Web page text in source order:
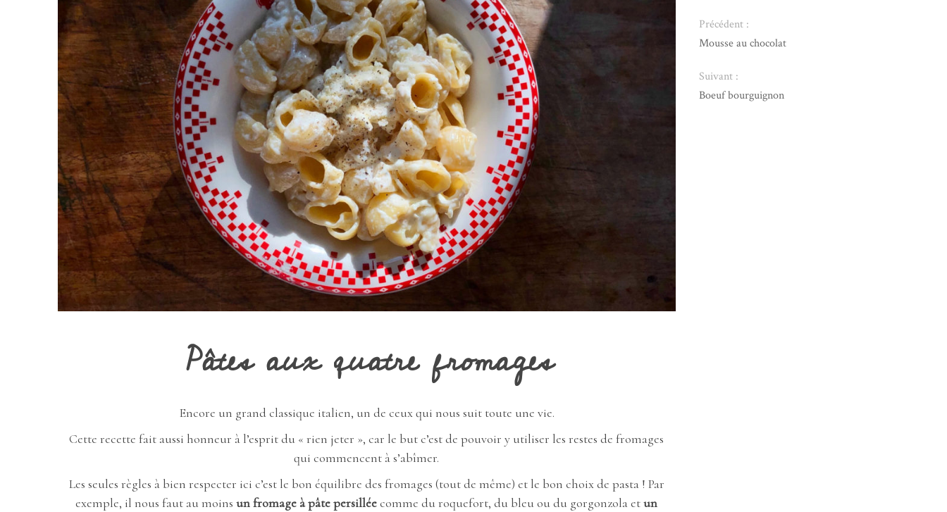
Pâtes aux quatre fromages
Encore un grand classique italien, un de ceux qui nous suit toute une vie.
Cette recette fait aussi honneur à l’esprit du « rien jeter », car le but c’est de pouvoir y utiliser les restes de fromages
qui commencent à s’abîmer.
Les seules règles à bien respecter ici c’est le bon équilibre des fromages (tout de même) et le bon choix de pasta ! Par
exemple, il nous faut au moinsun fromage à pâte persilléecomme du roquefort, du bleu ou du gorgonzola etun
Précédent :
Mousse au chocolat
Suivant :
Boeuf bourguignon